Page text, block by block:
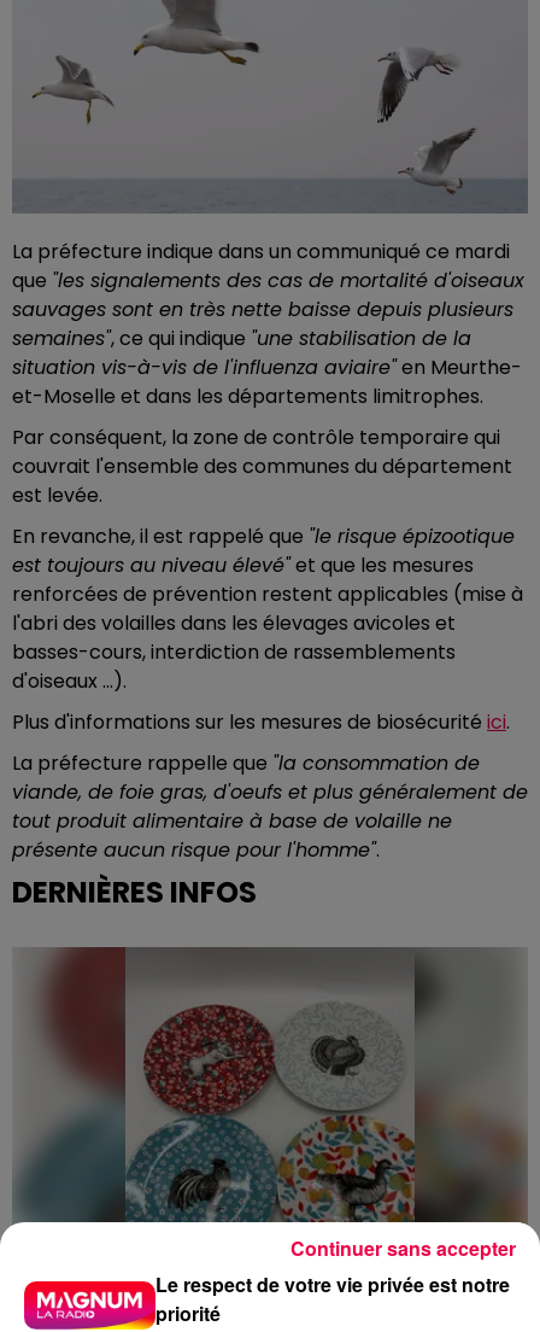
La préfecture indique dans un communiqué ce mardi
que "les signalements des cas de mortalité d'oiseaux
sauvages sont en très nette baisse depuis plusieurs
semaines", ce qui indique "une stabilisation de la
situation vis-à-vis de l'influenza aviaire"en Meurthe-
et-Moselle et dans les départements limitrophes.
Par conséquent, la zone de contrôle temporaire qui
couvrait l'ensemble des communes du département
est levée.
En revanche, il est rappelé que "le risque épizootique
est toujours au niveau élevé"et que les mesures
renforcées de prévention restent applicables (mise à
l'abri des volailles dans les élevages avicoles et
basses-cours, interdiction de rassemblements
d'oiseaux ...).
Plus d'informations sur les mesures de biosécurité ici.
La préfecture rappelle que "la consommation de
viande, de foie gras, d'oeufs et plus généralement de
tout produit alimentaire à base de volaille ne
présente aucun risque pour l'homme".
DERNIÈRES INFOS
Le respect de votre vie privée est notre
priorité
Continuer sans accepter